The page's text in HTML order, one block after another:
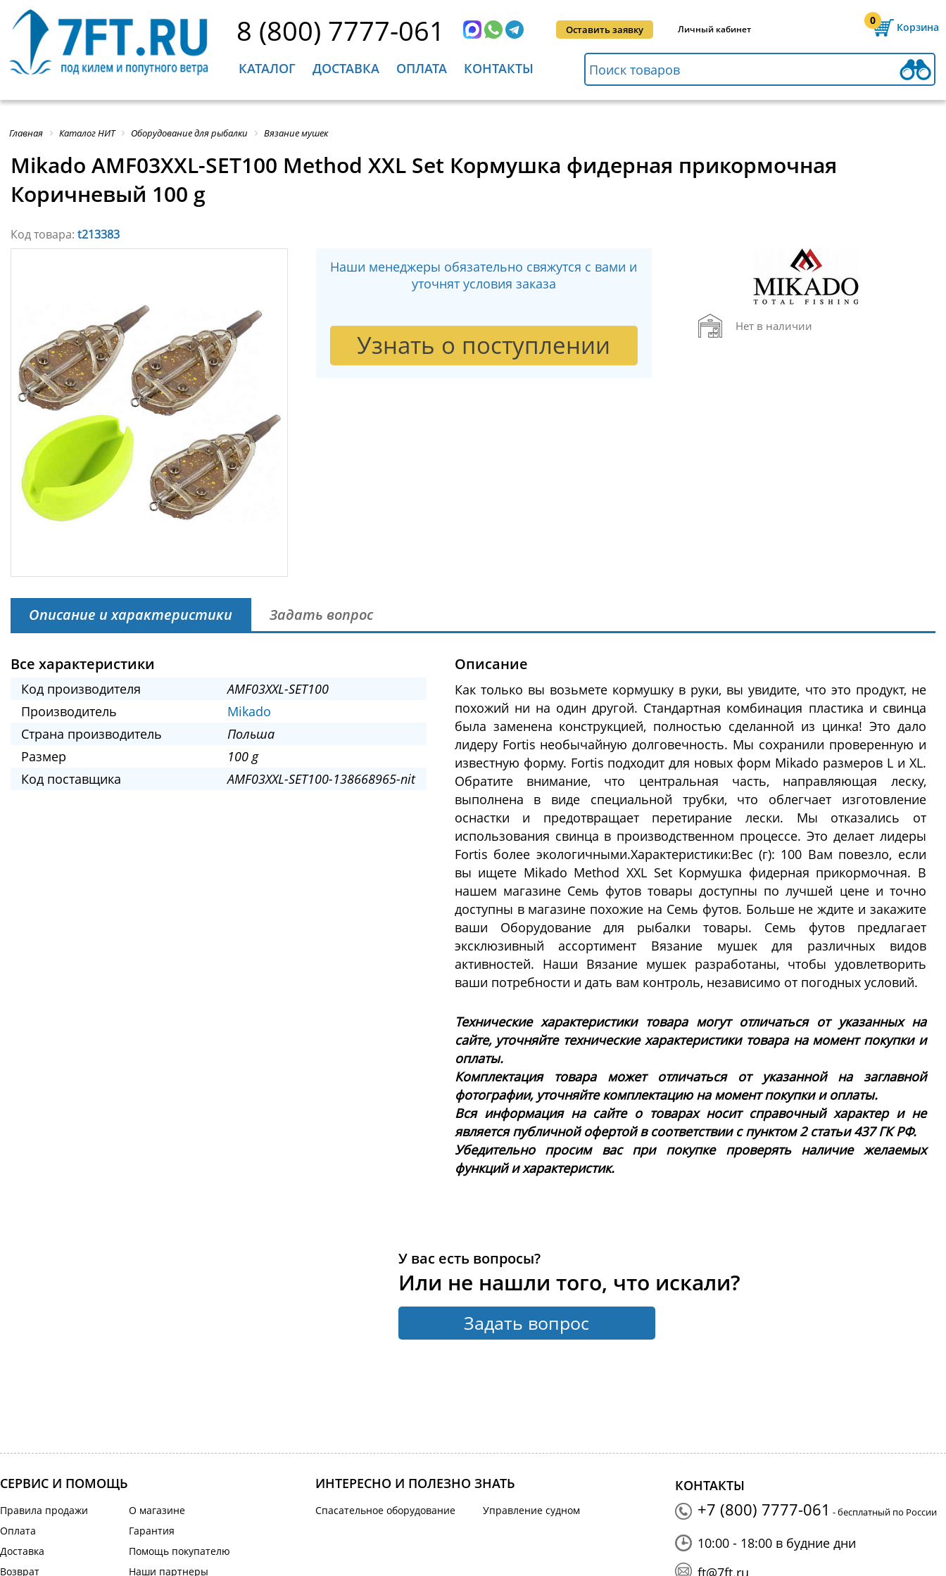
8 (800) 7777-061 Оставить заявку Личный кабинет
0
Корзина
КАТАЛОГ ДОСТАВКА ОПЛАТА КОНТАКТЫ
Главная Каталог НИТ Оборудование для рыбалки Вязание мушек
Mikado AMF03XXL-SET100 Method XXL Set Кормушка фидерная прикормочная
Коричневый 100 g
Код товара: t213383
Наши менеджеры обязательно свяжутся с вами и
уточнят условия заказа
Узнать о поступлении
Нет в наличии
Описание и характеристики Задать вопрос
Все характеристики
Код производителя
AMF03XXL-SET100
Производитель
Mikado
Страна производитель
Польша
Размер
100 g
Код поставщика
AMF03XXL-SET100-138668965-nit
Описание
Как только вы возьмете кормушку в руки, вы увидите, что это продукт, не
похожий ни на один другой. Стандартная комбинация пластика и свинца
была заменена конструкцией, полностью сделанной из цинка! Это дало
лидеру Fortis необычайную долговечность. Мы сохранили проверенную и
известную форму. Fortis подходит для новых форм Mikado размеров L и XL.
Обратите внимание, что центральная часть, направляющая леску,
выполнена в виде специальной трубки, что облегчает изготовление
оснастки и предотвращает перетирание лески. Мы отказались от
использования свинца в производственном процессе. Это делает лидеры
Fortis более экологичными.Характеристики:Вес (г): 100 Вам повезло, если
вы ищете Mikado Method XXL Set Кормушка фидерная прикормочная. В
нашем магазине Семь футов товары доступны по лучшей цене и точно
доступны в магазине похожие на Семь футов. Больше не ждите и закажите
ваши Оборудование для рыбалки товары. Семь футов предлагает
эксклюзивный ассортимент Вязание мушек для различных видов
активностей. Наши Вязание мушек разработаны, чтобы удовлетворить
ваши потребности и дать вам контроль, независимо от погодных условий.
Технические характеристики товара могут отличаться от указанных на
сайте, уточняйте технические характеристики товара на момент покупки и
оплаты.
Комплектация товара может отличаться от указанной на заглавной
фотографии, уточняйте комплектацию на момент покупки и оплаты.
Вся информация на сайте о товарах носит справочный характер и не
является публичной офертой в соответствии с пунктом 2 статьи 437 ГК РФ.
Убедительно просим вас при покупке проверять наличие желаемых
функций и характеристик.
У вас есть вопросы?
Или не нашли того, что искали?
Задать вопрос
СЕРВИС И ПОМОЩЬ
Правила продажи
Оплата
Доставка
Возврат
О магазине
Гарантия
Помощь покупателю
Наши партнеры
ИНТЕРЕСНО И ПОЛЕЗНО ЗНАТЬ
Спасательное оборудование Управление судном
КОНТАКТЫ
+7 (800) 7777-061 - бесплатный по России
10:00 - 18:00 в будние дни